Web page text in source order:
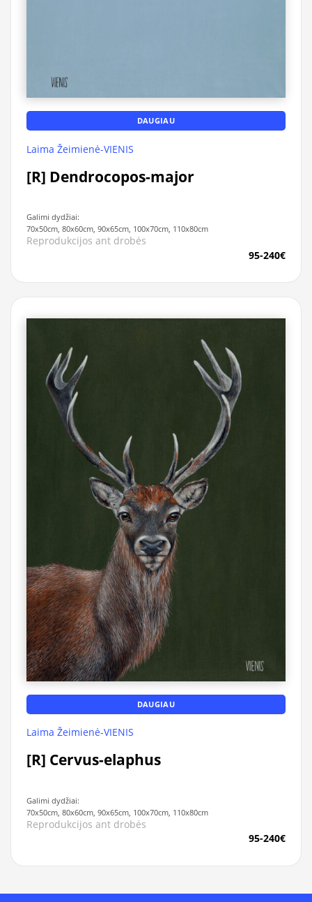
DAUGIAU
Laima Žeimienė-VIENIS
[R] Dendrocopos-major
Galimi dydžiai:
70x50cm, 80x60cm, 90x65cm, 100x70cm, 110x80cm
Reprodukcijos ant drobės
95-240€
DAUGIAU
Laima Žeimienė-VIENIS
[R] Cervus-elaphus
Galimi dydžiai:
70x50cm, 80x60cm, 90x65cm, 100x70cm, 110x80cm
Reprodukcijos ant drobės
95-240€